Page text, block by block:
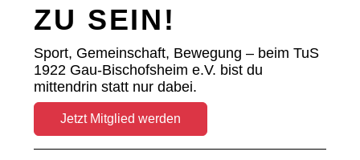
ZU SEIN!
Sport, Gemeinschaft, Bewegung – beim TuS
1922 Gau-Bischofsheim e.V. bist du
mittendrin statt nur dabei.
Jetzt Mitglied werden